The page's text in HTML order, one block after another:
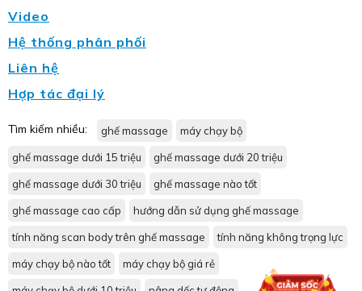
Video
Hệ thống phân phối
Liên hệ
Hợp tác đại lý
Tìm kiếm nhiều: ghế massage máy chạy bộ
ghế massage dưới 15 triệu ghế massage dưới 20 triệu
ghế massage dưới 30 triệu ghế massage nào tốt
ghế massage cao cấp hướng dẫn sử dụng ghế massage
tính năng scan body trên ghế massage tính năng không trọng lực
máy chạy bộ nào tốt máy chạy bộ giá rẻ